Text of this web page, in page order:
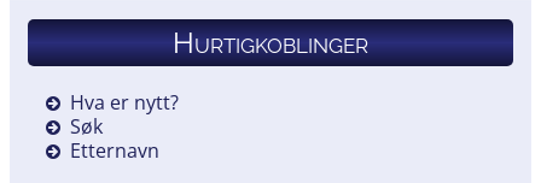
Hurtigkoblinger
Hva er nytt?
Søk
Etternavn